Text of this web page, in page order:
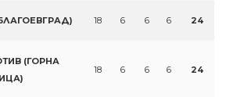
18 6 6 6 24
(ГОРНА
18 6 6 6 24